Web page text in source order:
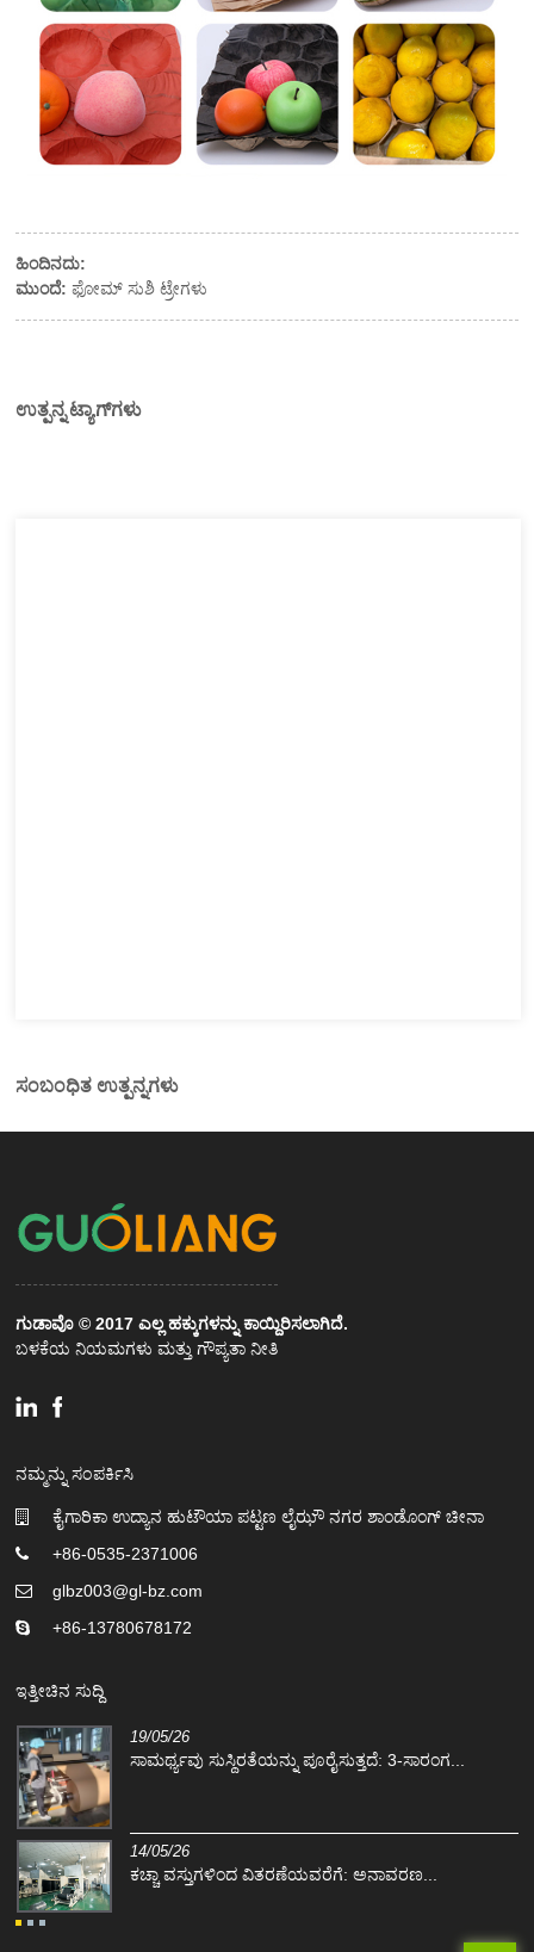
ಹಿಂದಿನದು:
ಮುಂದೆ: ಫೋಮ್ ಸುಶಿ ಟ್ರೇಗಳು
ಉತ್ಪನ್ನ ಟ್ಯಾಗ್‌ಗಳು
ಸಂಬಂಧಿತ ಉತ್ಪನ್ನಗಳು
ಗುಡಾವೊ © 2017 ಎಲ್ಲ ಹಕ್ಕುಗಳನ್ನು ಕಾಯ್ದಿರಿಸಲಾಗಿದೆ.
ಬಳಕೆಯ ನಿಯಮಗಳು ಮತ್ತು ಗೌಪ್ಯತಾ ನೀತಿ
ನಮ್ಮನ್ನು ಸಂಪರ್ಕಿಸಿ
ಕೈಗಾರಿಕಾ ಉದ್ಯಾನ ಹುಟೌಯಾ ಪಟ್ಟಣ ಲೈಝೌ ನಗರ ಶಾಂಡೊಂಗ್ ಚೀನಾ
+86-0535-2371006
glbz003@gl-bz.com
+86-13780678172
ಇತ್ತೀಚಿನ ಸುದ್ದಿ
19/05/26
ಸಾಮರ್ಥ್ಯವು ಸುಸ್ಥಿರತೆಯನ್ನು ಪೂರೈಸುತ್ತದೆ: 3-ಸಾರಂಗ...
14/05/26
ಕಚ್ಚಾ ವಸ್ತುಗಳಿಂದ ವಿತರಣೆಯವರೆಗೆ: ಅನಾವರಣ...